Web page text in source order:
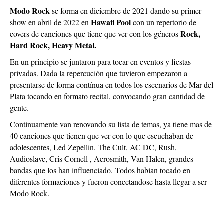
Modo Rockse forma en diciembre de 2021 dando su primer
show en abril de 2022 en Hawaii Poolcon un repertorio de
covers de canciones que tiene que ver con los génerosRock,
Hard Rock, Heavy Metal.
En un principio se juntaron para tocar en eventos y fiestas
privadas. Dada la repercución que tuvieron empezaron a
presentarse de forma contínua en todos los escenarios de Mar del
Plata tocando en formato recital, convocando gran cantidad de
gente.
Continuamente van renovando su lista de temas, ya tiene mas de
40 canciones que tienen que ver con lo que escuchaban de
adolescentes, Led Zepellin. The Cult, AC DC, Rush,
Audioslave, Cris Cornell , Aerosmith, Van Halen, grandes
bandas que los han influenciado. Todos habian tocado en
diferentes formaciones y fueron conectandose hasta llegar a ser
Modo Rock.